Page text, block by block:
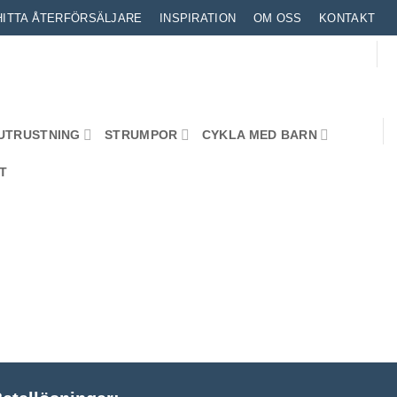
ÅTERFÖRSÄLJARE INSPIRATION OM OSS KONTAKT
STRUMPOR CYKLA MED BARN